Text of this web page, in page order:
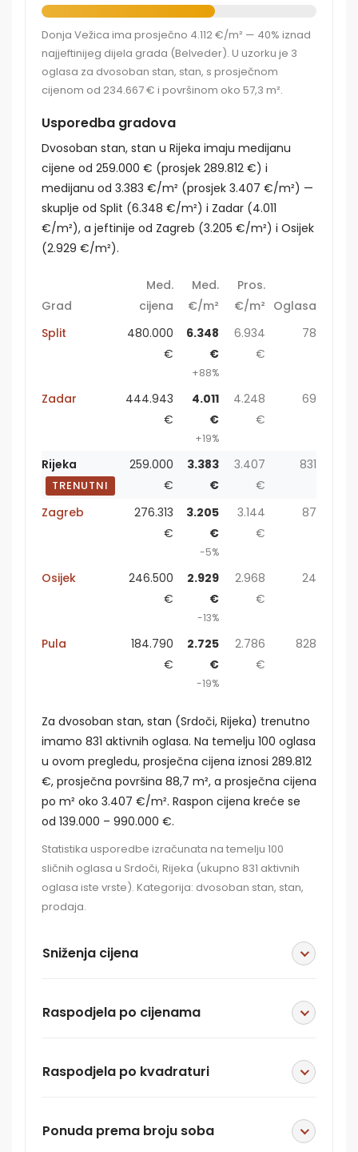
Donja Vežica ima prosječno 4.112 €/m² — 40% iznad
najjeftinijeg dijela grada (Belveder). U uzorku je 3
oglasa za dvosoban stan, stan, s prosječnom
cijenom od 234.667 € i površinom oko 57,3 m².
Usporedba gradova
Dvosoban stan, stan u Rijeka imaju medijanu
cijene od 259.000 € (prosjek 289.812 €) i
medijanu od 3.383 €/m² (prosjek 3.407 €/m²) —
skuplje od Split (6.348 €/m²) i Zadar (4.011
€/m²), a jeftinije od Zagreb (3.205 €/m²) i Osijek
(2.929 €/m²).
Grad
Med.
cijena
Med.
€/m²
Pros.
€/m² Oglasa
Split
480.000
€
6.348
€
+88%
6.934
€
78
Zadar
444.943
€
4.011
€
+19%
4.248
€
69
Rijeka
TRENUTNI
259.000
€
3.383
€
3.407
€
831
Zagreb
276.313
€
3.205
€
-5%
3.144
€
87
Osijek
246.500
€
2.929
€
-13%
2.968
€
24
Pula
184.790
€
2.725
€
-19%
2.786
€
828
Za dvosoban stan, stan (Srdoči, Rijeka) trenutno
imamo 831 aktivnih oglasa. Na temelju 100 oglasa
u ovom pregledu, prosječna cijena iznosi 289.812
€, prosječna površina 88,7 m², a prosječna cijena
po m² oko 3.407 €/m². Raspon cijena kreće se
od 139.000 – 990.000 €.
Statistika usporedbe izračunata na temelju 100
sličnih oglasa u Srdoči, Rijeka (ukupno 831 aktivnih
oglasa iste vrste). Kategorija: dvosoban stan, stan,
prodaja.
Sniženja cijena
Raspodjela po cijenama
Raspodjela po kvadraturi
Ponuda prema broju soba